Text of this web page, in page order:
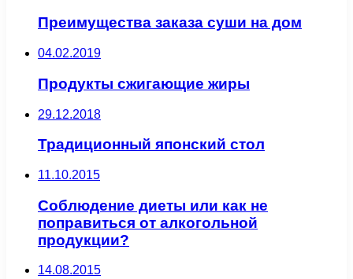
Преимущества заказа суши на дом
04.02.2019
Продукты сжигающие жиры
29.12.2018
Традиционный японский стол
11.10.2015
Соблюдение диеты или как не
поправиться от алкогольной
продукции?
14.08.2015